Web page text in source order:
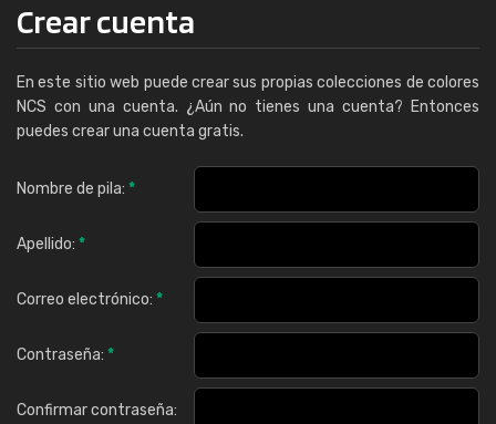
Crear cuenta
En este sitio web puede crear sus propias colecciones de colores
NCS con una cuenta. ¿Aún no tienes una cuenta? Entonces
puedes crear una cuenta gratis.
Nombre de pila: *
Apellido: *
Correo electrónico: *
Contraseña: *
Confirmar contraseña: